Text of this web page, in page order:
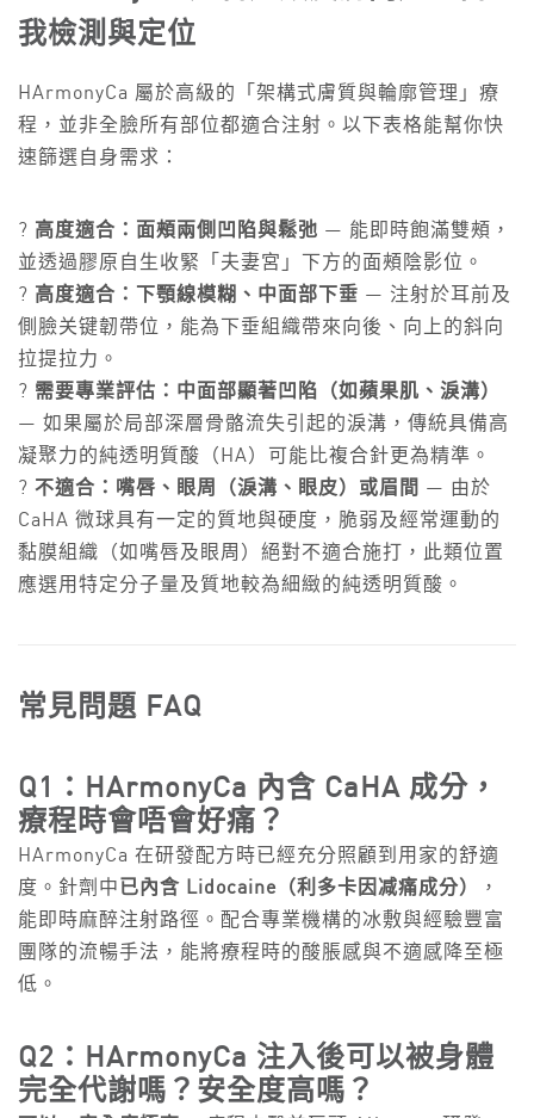
我檢測與定位
HArmonyCa 屬於高級的「架構式膚質與輪廓管理」療
程，並非全臉所有部位都適合注射。以下表格能幫你快
速篩選自身需求：
? 高度適合：面頰兩側凹陷與鬆弛 — 能即時飽滿雙頰，
並透過膠原自生收緊「夫妻宮」下方的面頰陰影位。
? 高度適合：下顎線模糊、中面部下垂 — 注射於耳前及
側臉关键韌帶位，能為下垂組織帶來向後、向上的斜向
拉提拉力。
? 需要專業評估：中面部顯著凹陷（如蘋果肌、淚溝）
— 如果屬於局部深層骨骼流失引起的淚溝，傳統具備高
凝聚力的純透明質酸（HA）可能比複合針更為精準。
? 不適合：嘴唇、眼周（淚溝、眼皮）或眉間 — 由於
CaHA 微球具有一定的質地與硬度，脆弱及經常運動的
黏膜組織（如嘴唇及眼周）絕對不適合施打，此類位置
應選用特定分子量及質地較為細緻的純透明質酸。
常見問題 FAQ
Q1：HArmonyCa 內含 CaHA 成分，
療程時會唔會好痛？
HArmonyCa 在研發配方時已經充分照顧到用家的舒適
度。針劑中 已內含 Lidocaine（利多卡因减痛成分）
，
能即時麻醉注射路徑。配合專業機構的冰敷與經驗豐富
團隊的流暢手法，能將療程時的酸脹感與不適感降至極
低。
Q2：HArmonyCa 注入後可以被身體
完全代謝嗎？安全度高嗎？